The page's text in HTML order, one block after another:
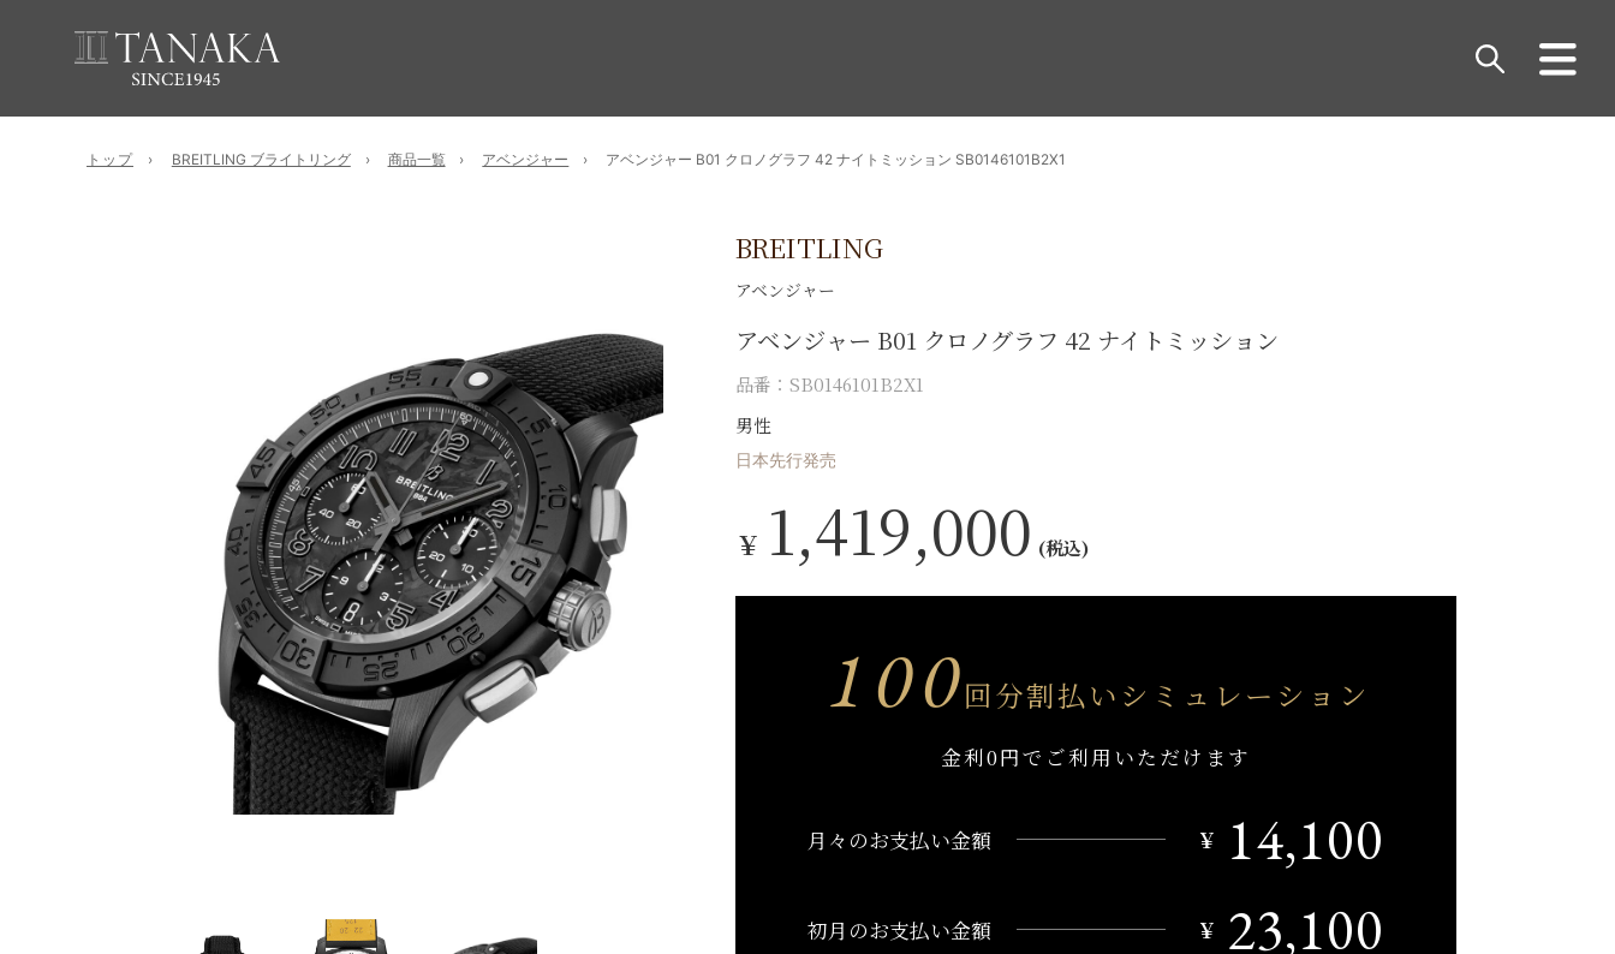
トップ BREITLING ブライトリング 商品一覧 アベンジャー アベンジャー B01 クロノグラフ 42 ナイトミッション SB0146101B2X1
BREITLING
アベンジャー
アベンジャー B01 クロノグラフ 42 ナイトミッション
品番：SB0146101B2X1
男性
日本先行発売
￥ 1,419,000 (税込)
100回分割払い シミュレーション
金利0円でご利用いただけます
月々のお支払い金額 ￥ 14,100
初月のお支払い金額 ￥ 23,100